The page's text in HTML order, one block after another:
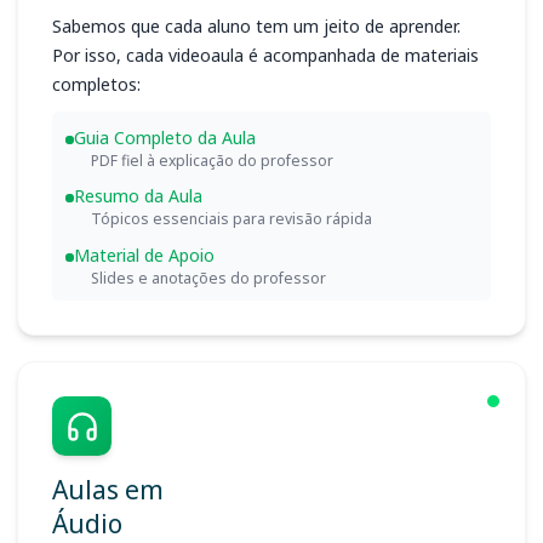
Sabemos que cada aluno tem um jeito de aprender.
Por isso, cada videoaula é acompanhada de materiais
completos:
Guia Completo da Aula
PDF fiel à explicação do professor
Resumo da Aula
Tópicos essenciais para revisão rápida
Material de Apoio
Slides e anotações do professor
Aulas em
Áudio